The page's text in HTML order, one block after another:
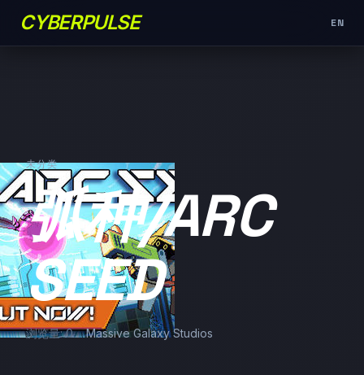
CYBERPULSE EN
未分类
弧种/ARC
SEED
浏览量: 0 Massive Galaxy Studios